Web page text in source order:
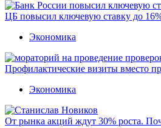
ЦБ повысил ключевую ставку до
Экономика
Профилактические визиты вместо
Экономика
От рынка акций ждут 30% роста.